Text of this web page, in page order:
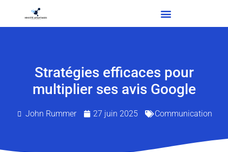
Stratégies efficaces pour
multiplier ses avis Google
John Rummer 27 juin 2025 Communication